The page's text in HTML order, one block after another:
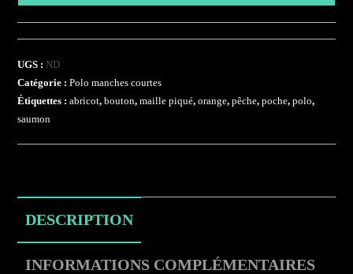
Pêche
UGS : ND
Catégorie :Polo manches courtes
Étiquettes :abricot,bouton,maille piqué,orange,pêche,poche,polo,
saumon
DESCRIPTION
INFORMATIONS COMPLÉMENTAIRES